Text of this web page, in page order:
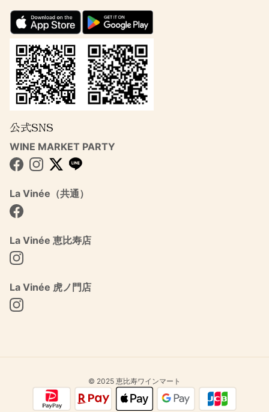
公式SNS
WINE MARKET PARTY
Facebook
Instagram
Twitter
La Vinée（共通）
Facebook
La Vinée 恵比寿店
Instagram
La Vinée 虎ノ門店
Instagram
© 2025 恵比寿ワインマート